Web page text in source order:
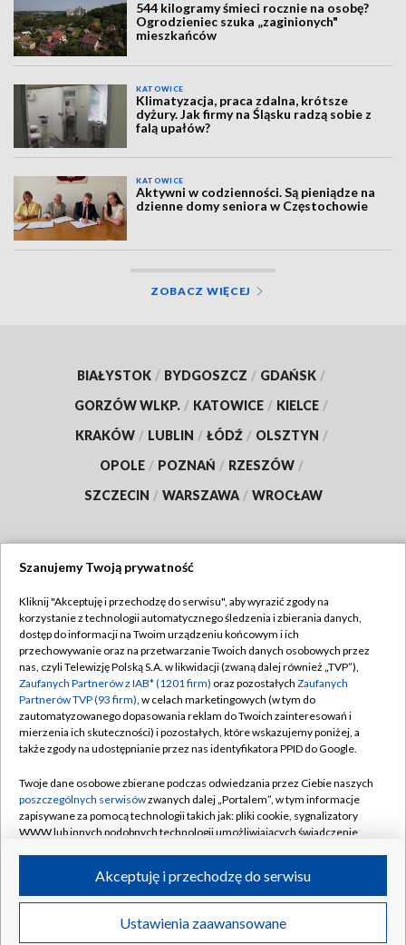
544 kilogramy śmieci rocznie na osobę?
Ogrodzieniec szuka „zaginionych"
mieszkańców
KATOWICE
Klimatyzacja, praca zdalna, krótsze
dyżury. Jak firmy na Śląsku radzą sobie z
falą upałów?
KATOWICE
Aktywni w codzienności. Są pieniądze na
dzienne domy seniora w Częstochowie
ZOBACZ WIĘCEJ
BIAŁYSTOK / BYDGOSZCZ / GDAŃSK /
GORZÓW WLKP. / KATOWICE / KIELCE /
KRAKÓW / LUBLIN / ŁÓDŹ / OLSZTYN /
OPOLE / POZNAŃ / RZESZÓW /
SZCZECIN / WARSZAWA / WROCŁAW
TVP
Abonament TVP
Emisja w TVP
Centrum informacji TVP
Naziemna Telewizja Cyfrowa
Rada Programowa
System NOS
Informacje o nadawcy
Program dla prasy
Regulamin TVP
Polityka prywatności
Moje zgody
Pomoc
Kontakt
Kanały
©2026 Telewizja Polska S.A. w likwidacji
Szanujemy Twoją prywatność
Kliknij "Akceptuję i przechodzę do serwisu", aby wyrazić zgody na
korzystanie z technologii automatycznego śledzenia i zbierania danych,
dostęp do informacji na Twoim urządzeniu końcowym i ich
przechowywanie oraz na przetwarzanie Twoich danych osobowych przez
nas, czyli Telewizję Polską S.A. w likwidacji (zwaną dalej również „TVP”),
Zaufanych Partnerów z IAB* (1201 firm) oraz pozostałych Zaufanych
Partnerów TVP (93 firm), w celach marketingowych (w tym do
zautomatyzowanego dopasowania reklam do Twoich zainteresowań i
mierzenia ich skuteczności) i pozostałych, które wskazujemy poniżej, a
także zgody na udostępnianie przez nas identyfikatora PPID do Google.
Twoje dane osobowe zbierane podczas odwiedzania przez Ciebie naszych
poszczególnych serwisówzwanych dalej „Portalem”, w tym informacje
zapisywane za pomocą technologii takich jak: pliki cookie, sygnalizatory
WWW lub innych podobnych technologii umożliwiających świadczenie
ruchu w Internecie.
Twoje dane osobowe zbierane podczas odwiedzania przez Ciebie
poszczególnych serwisówna Portalu, takie jak adresy IP, identyfikatory
Ustawienia zaawansowane
Akceptuję i przechodzę do serwisu